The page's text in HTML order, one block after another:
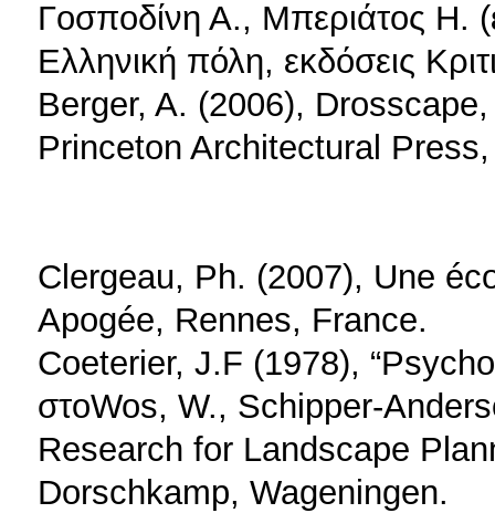
Γοσποδίνη Α., Μπεριάτος Η.
Ελληνική πόλη, εκδόσεις
Berger, A. (2006),
Princeton Architectural
Clergeau, Ph. (2007), Une
Apogée, Rennes, France.
Coeterier, J.F (1978),
στοWos, W., Schipper-
Research for Landscape
Dorschkamp, Wageningen.